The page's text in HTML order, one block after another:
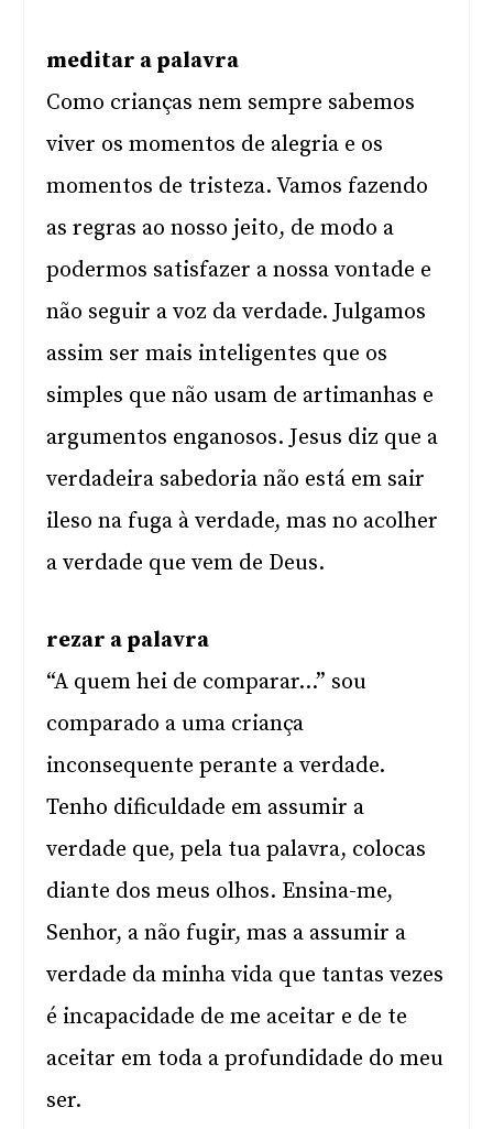
meditar a palavra
Como crianças nem sempre sabemos
viver os momentos de alegria e os
momentos de tristeza. Vamos fazendo
as regras ao nosso jeito, de modo a
podermos satisfazer a nossa vontade e
não seguir a voz da verdade. Julgamos
assim ser mais inteligentes que os
simples que não usam de artimanhas e
argumentos enganosos. Jesus diz que a
verdadeira sabedoria não está em sair
ileso na fuga à verdade, mas no acolher
a verdade que vem de Deus.
rezar a palavra
“A quem hei de comparar…” sou
comparado a uma criança
inconsequente perante a verdade.
Tenho dificuldade em assumir a
verdade que, pela tua palavra, colocas
diante dos meus olhos. Ensina-me,
Senhor, a não fugir, mas a assumir a
verdade da minha vida que tantas vezes
é incapacidade de me aceitar e de te
aceitar em toda a profundidade do meu
ser.